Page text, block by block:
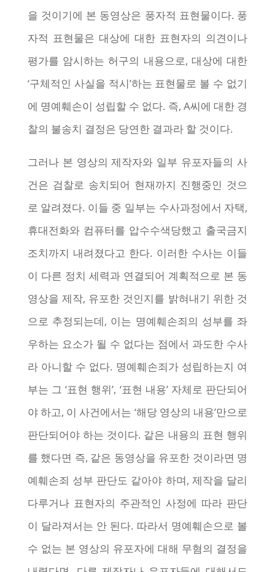
을 것이기에 본 동영상은 풍자적 표현물이다. 풍
자적 표현물은 대상에 대한 표현자의 의견이나
평가를 암시하는 허구의 내용으로, 대상에 대한
‘구체적인 사실을 적시’하는 표현물로 볼 수 없기
에 명예훼손이 성립할 수 없다. 즉, A씨에 대한 경
찰의 불송치 결정은 당연한 결과라 할 것이다.
그러나 본 영상의 제작자와 일부 유포자들의 사
건은 검찰로 송치되어 현재까지 진행중인 것으
로 알려졌다. 이들 중 일부는 수사과정에서 자택,
휴대전화와 컴퓨터를 압수수색당했고 출국금지
조치까지 내려졌다고 한다. 이러한 수사는 이들
이 다른 정치 세력과 연결되어 계획적으로 본 동
영상을 제작, 유포한 것인지를 밝혀내기 위한 것
으로 추정되는데, 이는 명예훼손죄의 성부를 좌
우하는 요소가 될 수 없다는 점에서 과도한 수사
라 아니할 수 없다. 명예훼손죄가 성립하는지 여
부는 그 ‘표현 행위’, ‘표현 내용’ 자체로 판단되어
야 하고, 이 사건에서는 ‘해당 영상의 내용’만으로
판단되어야 하는 것이다. 같은 내용의 표현 행위
를 했다면 즉, 같은 동영상을 유포한 것이라면 명
예훼손죄 성부 판단도 같아야 하며, 제작을 달리
다루거나 표현자의 주관적인 사정에 따라 판단
이 달라져서는 안 된다. 따라서 명예훼손으로 볼
수 없는 본 영상의 유포자에 대해 무혐의 결정을